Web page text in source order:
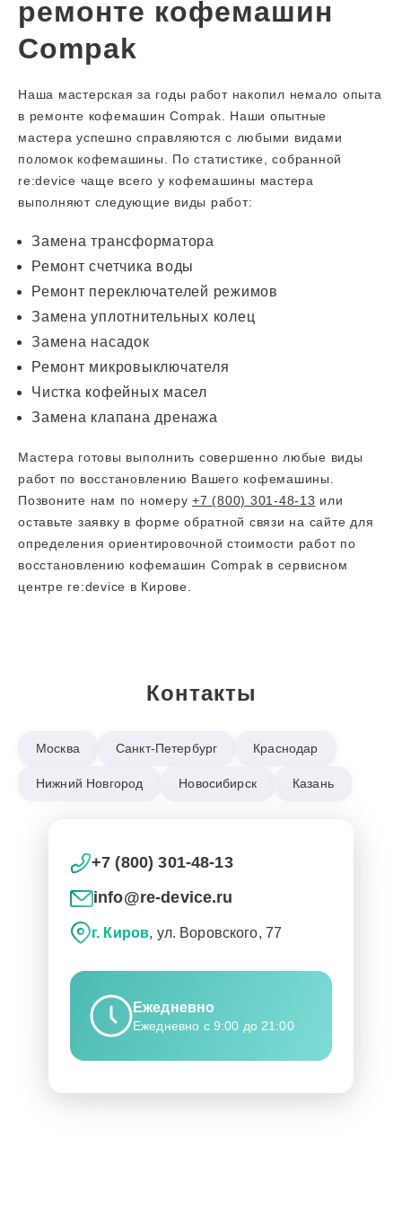
ремонте кофемашин
Compak
Наша мастерская за годы работ накопил немало опыта
в ремонте кофемашин Compak. Наши опытные
мастера успешно справляются с любыми видами
поломок кофемашины. По статистике, собранной
re:device чаще всего у кофемашины мастера
выполняют следующие виды работ:
Замена трансформатора
Ремонт счетчика воды
Ремонт переключателей режимов
Замена уплотнительных колец
Замена насадок
Ремонт микровыключателя
Чистка кофейных масел
Замена клапана дренажа
Мастера готовы выполнить совершенно любые виды
работ по восстановлению Вашего кофемашины.
Позвоните нам по номеру +7 (800) 301-48-13 или
оставьте заявку в форме обратной связи на сайте для
определения ориентировочной стоимости работ по
восстановлению кофемашин Compak в сервисном
центре re:device в Кирове.
Контакты
Москва Санкт-Петербург Краснодар
Нижний Новгород Новосибирск Казань
+7 (800) 301-48-13
info@re-device.ru
г. Киров, ул. Воровского, 77
Ежедневно
Ежедневно с 9:00 до 21:00